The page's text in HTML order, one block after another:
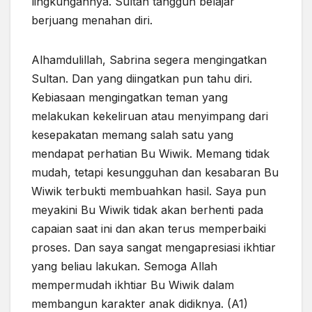
berjuang menahan diri.
Alhamdulillah, Sabrina segera mengingatkan
Sultan. Dan yang diingatkan pun tahu diri.
Kebiasaan mengingatkan teman yang
melakukan kekeliruan atau menyimpang dari
kesepakatan memang salah satu yang
mendapat perhatian Bu Wiwik. Memang tidak
mudah, tetapi kesungguhan dan kesabaran Bu
Wiwik terbukti membuahkan hasil. Saya pun
meyakini Bu Wiwik tidak akan berhenti pada
capaian saat ini dan akan terus memperbaiki
proses. Dan saya sangat mengapresiasi ikhtiar
yang beliau lakukan. Semoga Allah
mempermudah ikhtiar Bu Wiwik dalam
membangun karakter anak didiknya. (A1)